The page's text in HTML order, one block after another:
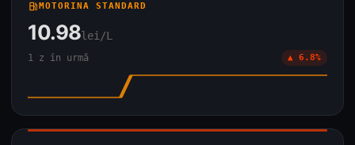
local_gas_stationMOTORINA STANDARD
10.98lei/L
1 z în urmă ▲ 6.8%